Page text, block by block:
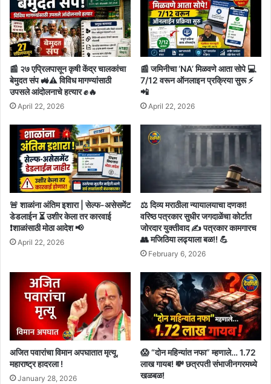
📰 २७ एप्रिलपासून कृषी केंद्र चालकांचा
बेमुदत संप 🚜⚠️ विविध मागण्यांसाठी
उपसले आंदोलनाचे हत्यार ✊🔥
April 22, 2026
📰 जमिनीचा ‘NA’ मिळवणे आता सोपे 💻
7/12 वरून ऑनलाइन प्रक्रिया सुरू ⚡
📲
April 22, 2026
🚨 शाळांना अंतिम इशारा | सेल्फ-असेसमेंट
डेडलाईन ⏳ उशीर केला तर कारवाई
❗शाळांसाठी मोठा आदेश 📢
April 22, 2026
⚖️ दिव्य मराठीला न्यायालयाचा दणका!
वरिष्ठ पत्रकार सुधीर जगदाळेंचा कोर्टात
जोरदार युक्तीवाद ✍️ पत्रकार कामगारच
👥 मजिठिया लढ्याला बळ!! 💪
February 6, 2026
अजित पवारांचा विमान अपघातात मृत्यू,
महाराष्ट्र हादरला !
January 28, 2026
😱 “दोन महिन्यांत नफा” म्हणाले… 1.72
लाख गायब! 💸 छत्रपती संभाजीनगरमध्ये
खळबळ!